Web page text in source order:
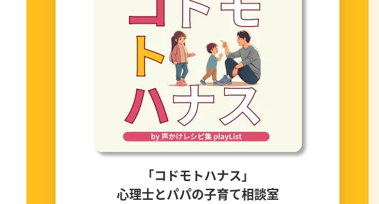
「コドモトハナス」
心理士とパパの子育て相談室